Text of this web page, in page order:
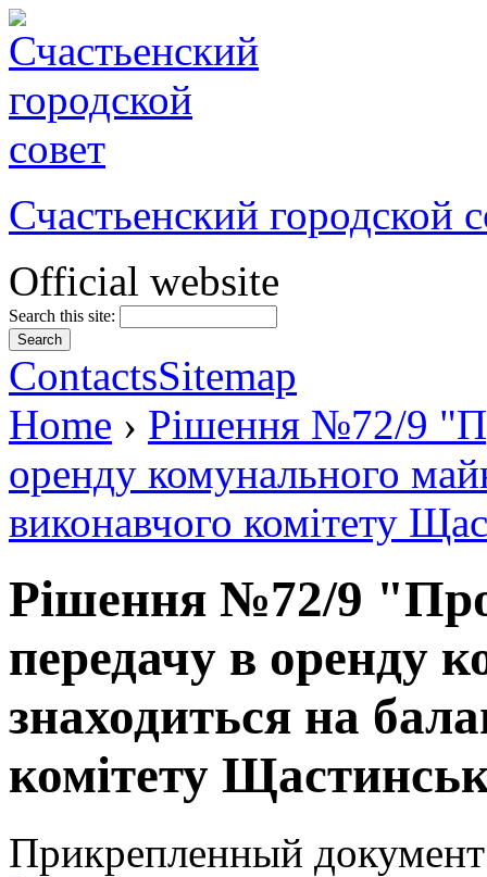
Счастьенский городской
Official website
Search this site:
ContactsSitemap
Home › Рішення №72/9
оренду комунального
виконавчого комітету
Рішення №72/9
передачу в оренду
знаходиться на
комітету
Прикрепленный